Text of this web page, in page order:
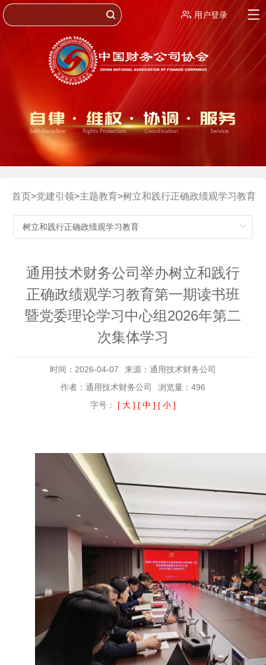
用户登录
首页>党建引领>主题教育>树立和践行正确政绩观学习教育
通用技术财务公司举办树立和践行
正确政绩观学习教育第一期读书班
暨党委理论学习中心组2026年第二
次集体学习
时间：2026-04-07
来源：通用技术财务公司
作者：通用技术财务公司
浏览量：496
字号： [ 大 ] [ 中 ] [ 小 ]